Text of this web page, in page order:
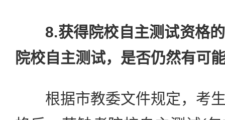
8.获得院校自主测试资格
院校自主测试，是否仍然有可
根据市教委文件规定，考生